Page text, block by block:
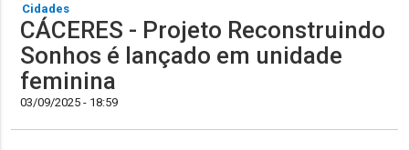
Cidades
CÁCERES - Projeto Reconstruindo
Sonhos é lançado em unidade
feminina
03/09/2025 - 18:59